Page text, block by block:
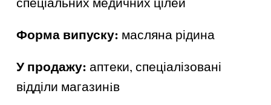
Форма випуску: масляна рідина
У продажу: аптеки, спеціалізовані
відділи магазинiв